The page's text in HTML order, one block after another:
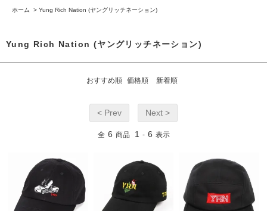
ホーム > Yung Rich Nation (ヤングリッチネーション)
Yung Rich Nation (ヤングリッチネーション)
おすすめ順 価格順 新着順
< Prev Next >
全 6 商品 1 - 6 表示